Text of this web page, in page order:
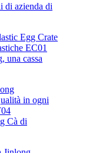
di azienda di
una cassa
Cà di